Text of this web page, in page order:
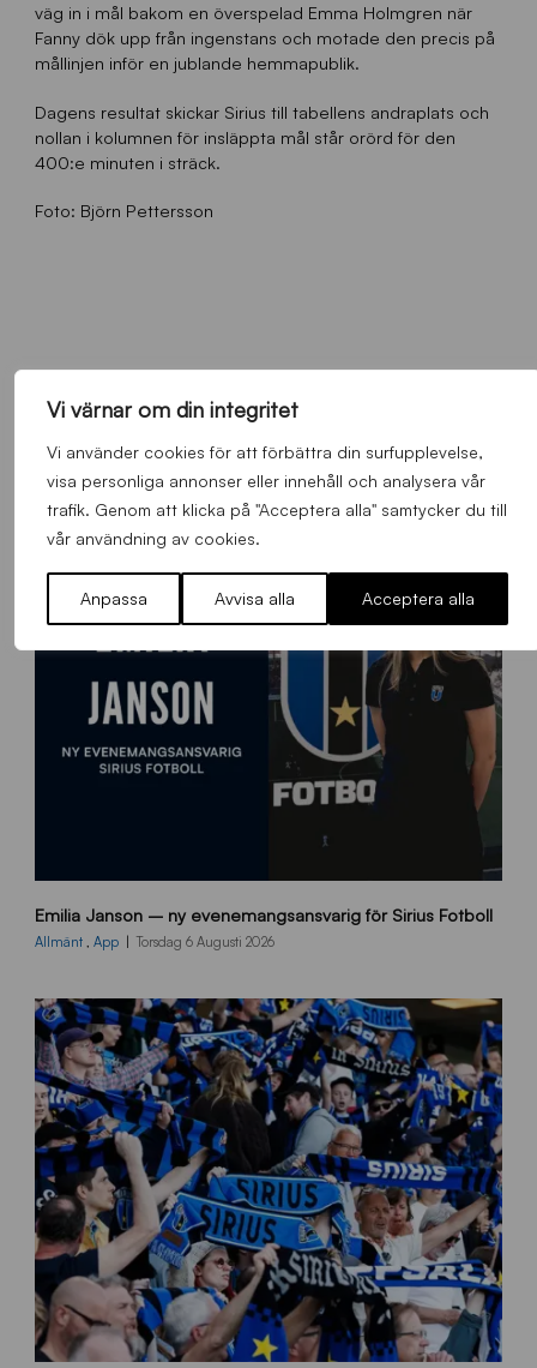
Vi värnar om din integritet
Vi använder cookies för att förbättra din surfupplevelse,
visa personliga annonser eller innehåll och analysera vår
trafik. Genom att klicka på "Acceptera alla" samtycker du till
vår användning av cookies.
Anpassa Avvisa alla Acceptera alla
väg in i mål bakom en överspelad Emma Holmgren när
Fanny dök upp från ingenstans och motade den precis på
mållinjen inför en jublande hemmapublik.
Dagens resultat skickar Sirius till tabellens andraplats och
nollan i kolumnen för insläppta mål står orörd för den
400:e minuten i sträck.
Foto: Björn Pettersson
Alla nyheter
0
0
0
0
_
E
J
Emilia Janson – ny evenemangsansvarig för Sirius Fotboll
Allmänt , App Torsdag 6 Augusti 2026